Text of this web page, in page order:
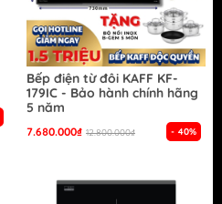
- 40%
Bếp điện từ đôi KAFF KF-
179IC - Bảo hành chính hãng
5 năm
7.680.000₫ 12.800.000₫